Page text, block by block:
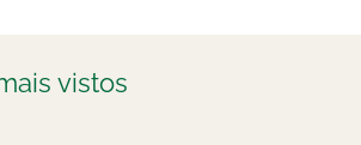
vistos